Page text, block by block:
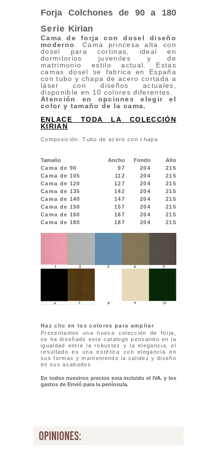
Forja Colchones de 90 a 180
Serie Kirian
Cama de forja con dosel diseño
moderno. Cama princesa alta con
dosel para cortinas, ideal en
dormitorios juveniles y de
matrimonio estilo actual. Estas
camas dosel se fabrica en España
con tubo y chapa de acero cortada a
láser con diseños actuales,
disponible en 10 colores diferentes.
Atención en opciones elegir el
color y tamaño de la cama.
ENLACE TODA LA COLECCIÓN
KIRIAN
Composición: Tubo de acero con chapa
Tamaño Ancho Fondo
Alto
Cama de 90
97 204
215
Cama de 105
112 204
215
Cama de 120
127 204
215
Cama de 135
142 204
215
Cama de 140
147 204
215
Cama de 150
157 204
215
Cama de 160
167 204
215
Cama de 180
187 204 215
Haz clic en los colores para ampliar
Presentamos una nueva colección de forja,
se ha diseñado este catalogo pensando en la
igualdad entre la robustez y la elegancia, el
resultado es una estética con elegancia en
sus formas y manteniendo la calidez y diseño
en sus acabados.
En todos nuestros precios esta incluido el IVA. y los
gastos de Envió para la península.
opiniones: